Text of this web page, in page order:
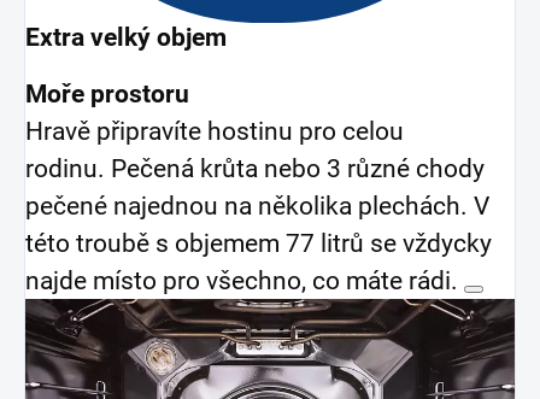
Extra velký objem
Moře prostoru
Hravě připravíte hostinu pro celou
rodinu. Pečená krůta nebo 3 různé chody
pečené najednou na několika plechách. V
této troubě s objemem 77 litrů se vždycky
najde místo pro všechno, co máte rádi.